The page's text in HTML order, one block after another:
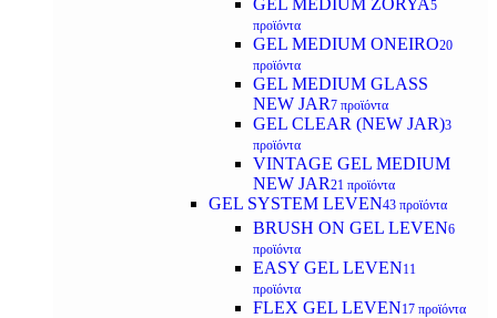
GEL MEDIUM ZORYA5
προϊόντα
GEL MEDIUM ONEIRO20
προϊόντα
GEL MEDIUM GLASS
NEW JAR7 προϊόντα
GEL CLEAR (NEW JAR)3
προϊόντα
VINTAGE GEL MEDIUM
NEW JAR21 προϊόντα
GEL SYSTEM LEVEN43 προϊόντα
BRUSH ON GEL LEVEN6
προϊόντα
EASY GEL LEVEN11
προϊόντα
FLEX GEL LEVEN17 προϊόντα